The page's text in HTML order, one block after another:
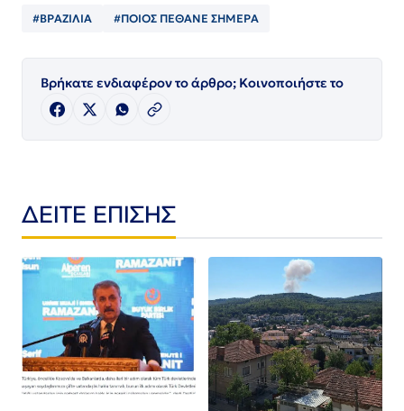
#ΒΡΑΖΙΛΙΑ #ΠΟΙΟΣ ΠΈΘΑΝΕ ΣΗΜΕΡΑ
Βρήκατε ενδιαφέρον το άρθρο; Κοινοποιήστε το
ΔΕΙΤΕ ΕΠΙΣΗΣ